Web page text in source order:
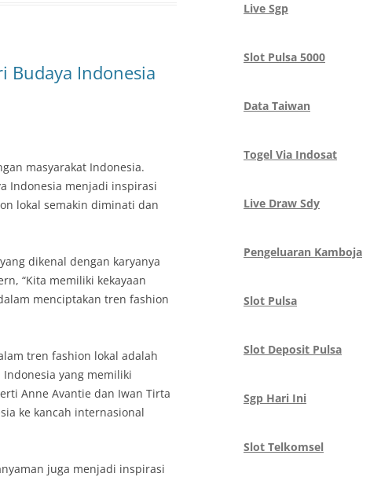
Budaya Indonesia
masyarakat Indonesia.
Indonesia menjadi inspirasi
lokal semakin diminati dan
dikenal dengan karyanya
“Kita memiliki kekayaan
menciptakan tren fashion
tren fashion lokal adalah
yang memiliki
Anne Avantie dan Iwan Tirta
ke kancah internasional
juga menjadi inspirasi
Live Sgp
Slot Pulsa 5000
Data Taiwan
Togel Via Indosat
Live Draw Sdy
Pengeluaran Kamboja
Slot Pulsa
Slot Deposit Pulsa
Sgp Hari Ini
Slot Telkomsel